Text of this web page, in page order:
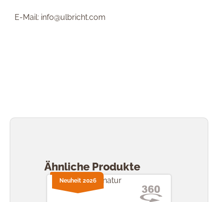
E-Mail: info@ulbricht.com
Ähnliche Produkte
Neuheit 2026